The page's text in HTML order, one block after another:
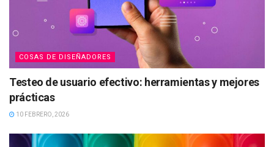
COSAS DE DISEÑADORES
Testeo de usuario efectivo: herramientas y mejores
prácticas
10 FEBRERO, 2026